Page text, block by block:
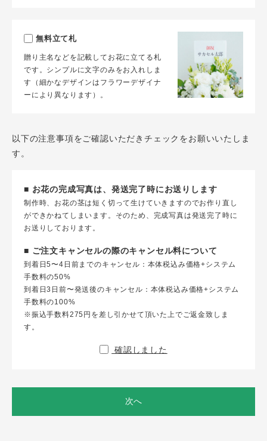
無料立て札
贈り主名などを記載してお花に立てる札
です。シンプルに文字のみをお入れしま
す（細かなデザインはフラワーデザイナ
ーにより異なります）。
以下の注意事項をご確認いただきチェックをお願いいたしま
す。
■ お花の完成写真は、発送完了時にお送りします
制作時、お花の茎は短く切って生けていきますのでお作り直し
ができかねてしまいます。そのため、完成写真は発送完了時に
お送りしております。
■ ご注文キャンセルの際のキャンセル料について
到着日5〜4日前までのキャンセル：本体税込み価格+システム
手数料の50%
到着日3日前〜発送後のキャンセル：本体税込み価格+システム
手数料の100%
※振込手数料275円を差し引かせて頂いた上でご返金致しま
す。
確認しました
次へ